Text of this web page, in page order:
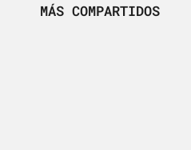
MÁS COMPARTIDOS